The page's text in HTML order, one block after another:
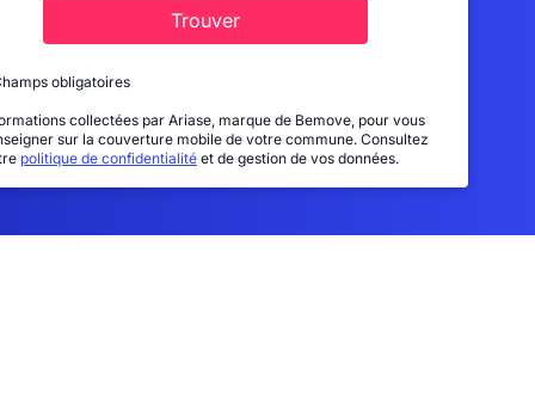
Trouver
obligatoires
collectées par Ariase, marque de Bemove, pour vous
sur la couverture mobile de votre commune. Consultez
politique de confidentialité et de gestion de vos données.